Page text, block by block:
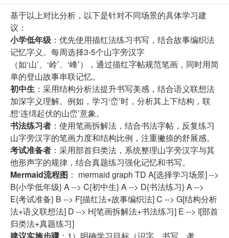
基于以上对比分析，以下是针对不同场景的具体学习建
议：
小学低年级 ：优先使用描红法练习书写，结合故事编织法
记忆字义。每周选择3-5个山字旁汉字
（如‘山’、‘岭’、‘峰’），通过描红字帖规范笔画，同时用简
单的登山故事串联记忆。
初中生 ：采用结构分析法提升书写美感，结合语义联想法
加深字义理解。例如，学习‘峦’时，分析其上下结构，联
想‘连绵起伏的山峦’意象。
书法练习者 ：使用笔画拆解法，结合书法字帖，反复练习
山字旁汉字的笔画力度和结构比例，注重撇捺的舒展感。
考试准备者 ：采用部首归类法，系统整理山字旁汉字与其
他形声字的规律，结合真题练习强化记忆和书写。
Mermaid流程图 ： mermaid graph TD A[选择学习场景] -->
B{小学低年级} A --> C{初中生} A --> D{书法练习} A -->
E{考试准备} B --> F[描红法+故事编织法] C --> G[结构分析
法+语义联想法] D --> H[笔画拆解法+书法练习] E --> I[部首
归类法+真题练习]